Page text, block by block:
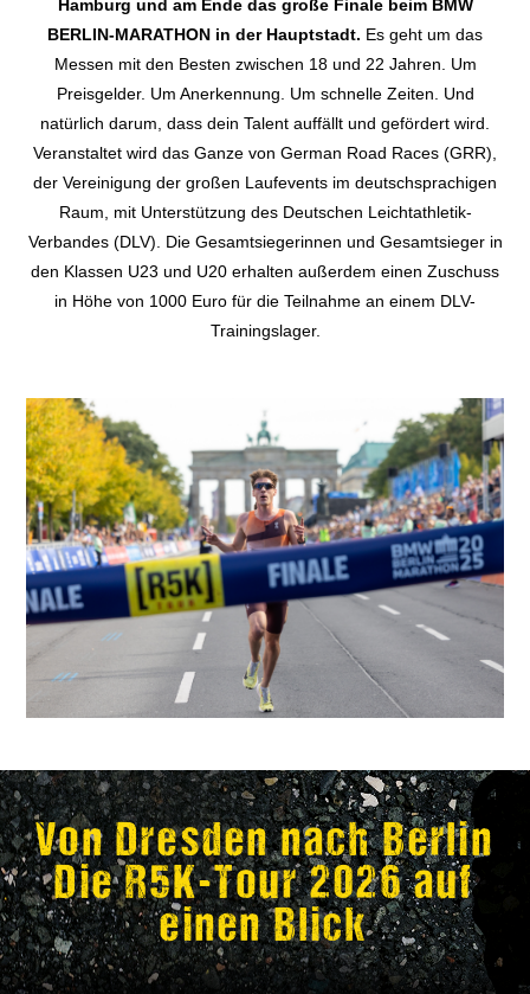
Hamburg und am Ende das große Finale beim BMW
BERLIN-MARATHON in der Hauptstadt. Es geht um das
Messen mit den Besten zwischen 18 und 22 Jahren. Um
Preisgelder. Um Anerkennung. Um schnelle Zeiten. Und
natürlich darum, dass dein Talent auffällt und gefördert wird.
Veranstaltet wird das Ganze von German Road Races (GRR),
der Vereinigung der großen Laufevents im deutschsprachigen
Raum, mit Unterstützung des Deutschen Leichtathletik-
Verbandes (DLV). Die Gesamtsiegerinnen und Gesamtsieger in
den Klassen U23 und U20 erhalten außerdem einen Zuschuss
in Höhe von 1000 Euro für die Teilnahme an einem DLV-
Trainingslager.
Von Dresden nach Berlin
Die R5K-Tour 2026 auf
einen Blick